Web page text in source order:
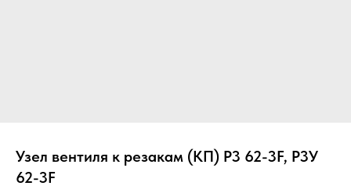
Узел вентиля к резакам (КП) Р3 62-3F, Р3У
62-3F